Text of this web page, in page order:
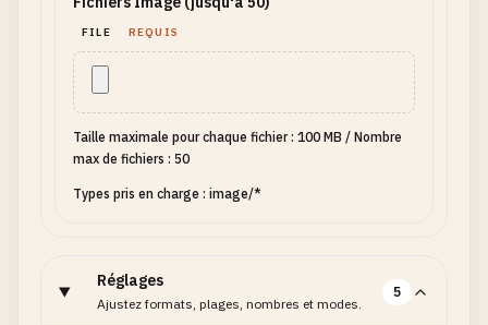
FILE REQUIS
Taille maximale pour chaque fichier : 100 MB / Nombre
max de fichiers : 50
Types pris en charge : image/*
Réglages
Ajustez formats, plages, nombres et modes.
5